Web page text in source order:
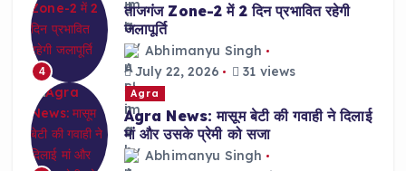
4
ताजगंज Zone-2 में 2 दिन प्रभावित रहेगी
जलापूर्ति
Abhimanyu Singh
July 22, 2026
31 views
Agra
Agra News: मासूम बेटी की गवाही ने दिलाई
मां और उसके प्रेमी को सजा
Abhimanyu Singh